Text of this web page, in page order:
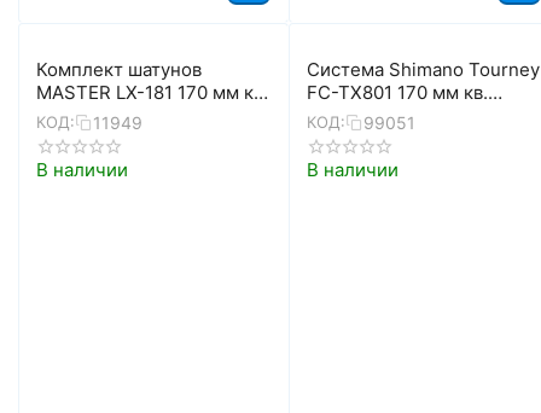
Комплект шатунов
MASTER LX-181 170 мм кв.
46Т
КОД: 11949
В наличии
Система Shimano Tourney
FC-TX801 170 мм кв.
48/38/28 с защитой
КОД: 99051
В наличии